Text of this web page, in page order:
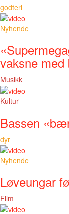
godteri
Nyhende
vaksne med
Musikk
Kultur
Bassen
dyr
Nyhende
Løveungar
Film